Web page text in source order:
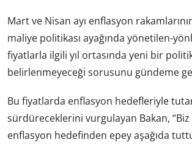
Mart ve Nisan ayı enflasyon
maliye politikası ayağında yönetilen-
fiyatlarla ilgili yıl ortasında yeni bir
belirlenmeyeceği sorusunu gündeme
Bu fiyatlarda enflasyon hedefleriyle
sürdüreceklerini vurgulayan Bakan,
enflasyon hedefinden epey aşağıda